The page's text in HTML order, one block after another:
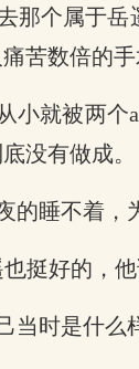
那个属于
苦数倍的
小就被两个
没有做成。
的睡不着，
挺好的，
当时是什么